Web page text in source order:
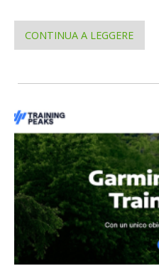
CONTINUA A LEGGERE